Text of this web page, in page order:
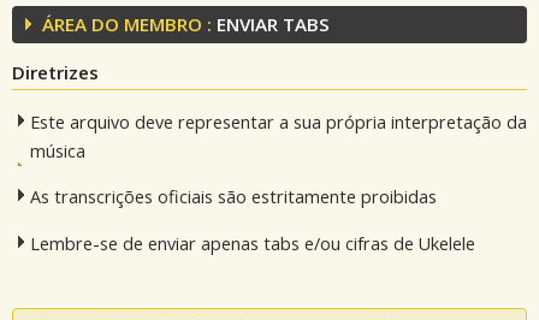
ÁREA DO MEMBRO : ENVIAR TABS
Diretrizes
Este arquivo deve representar a sua própria interpretação da
música
As transcrições oficiais são estritamente proibidas
Lembre-se de enviar apenas tabs e/ou cifras de Ukelele